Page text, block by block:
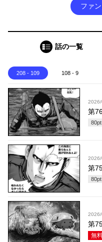
ファ
話の一覧
208 - 109 108 - 9
第
80pt
第
80pt
第
無